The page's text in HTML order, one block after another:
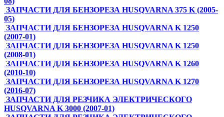
ЗАПЧАСТИ ДЛЯ БЕНЗОРЕЗА HUSQVARNA 375 K (2005-
05)
ЗАПЧАСТИ ДЛЯ БЕНЗОРЕЗА HUSQVARNA K 1250
(2007-01)
ЗАПЧАСТИ ДЛЯ БЕНЗОРЕЗА HUSQVARNA K 1250
(2008-01)
ЗАПЧАСТИ ДЛЯ БЕНЗОРЕЗА HUSQVARNA K 1260
(2010-10)
ЗАПЧАСТИ ДЛЯ БЕНЗОРЕЗА HUSQVARNA K 1270
(2016-07)
ЗАПЧАСТИ ДЛЯ РЕЗЧИКА ЭЛЕКТРИЧЕСКОГО
HUSQVARNA K 3000 (2007-01)